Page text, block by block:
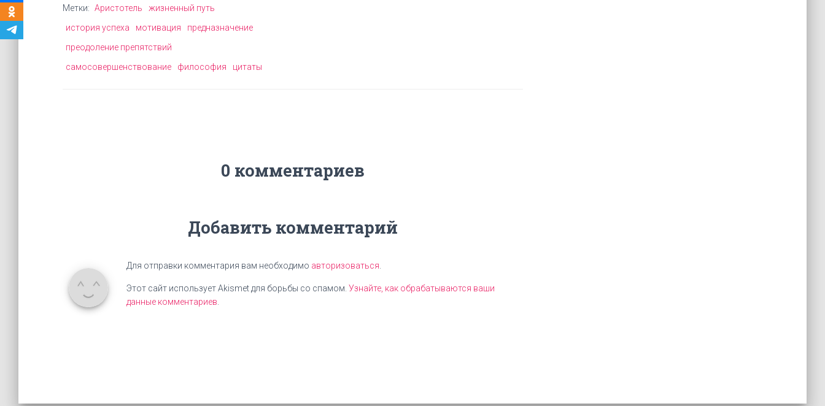
Метки: Аристотель
жизненный путь
история успеха
мотивация
предназначение
преодоление препятствий
самосовершенствование
философия цитаты
0 комментариев
Добавить комментарий
Для отправки комментария вам необходимо авторизоваться
Этот сайт использует Akismet для борьбы со спамом. Узнайте, как обрабатываются ваши
данные комментариев